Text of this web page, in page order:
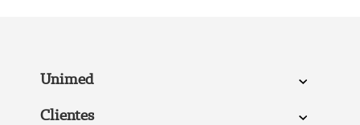
Unimed
Clientes